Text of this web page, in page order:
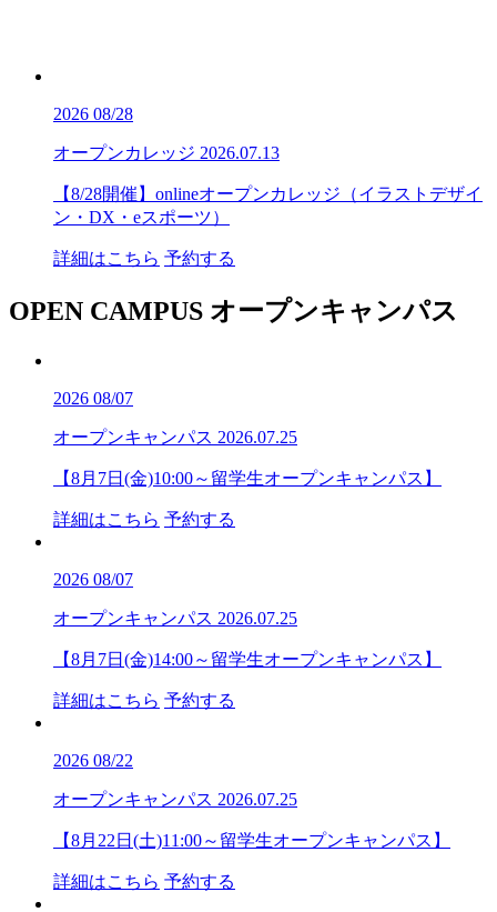
2026 08/28
オープンカレッジ 2026.07.13
【8/28開催】onlineオープンカレッジ（イラストデザイ
ン・DX・eスポーツ）
詳細はこちら 予約する
OPEN CAMPUS オープンキャンパス
2026 08/07
オープンキャンパス 2026.07.25
【8月7日(金)10:00～留学生オープンキャンパス】
詳細はこちら 予約する
2026 08/07
オープンキャンパス 2026.07.25
【8月7日(金)14:00～留学生オープンキャンパス】
詳細はこちら 予約する
2026 08/22
オープンキャンパス 2026.07.25
【8月22日(土)11:00～留学生オープンキャンパス】
詳細はこちら 予約する